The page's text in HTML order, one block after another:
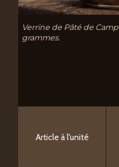
Verrine de Pâté de
grammes.
Article à l'unité